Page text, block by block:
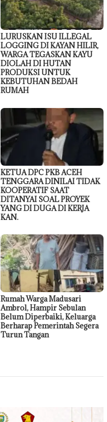
LURUSKAN ISU ILLEGAL
LOGGING DI KAYAN HILIR,
WARGA TEGASKAN KAYU
DIOLAH DI HUTAN
PRODUKSI UNTUK
KEBUTUHAN BEDAH
RUMAH
KETUA DPC PKB ACEH
TENGGARA DINILAI TIDAK
KOOPERATIF SAAT
DITANYAI SOAL PROYEK
YANG DI DUGA DI KERJA
KAN.
Rumah Warga Madusari
Ambrol, Hampir Sebulan
Belum Diperbaiki, Keluarga
Berharap Pemerintah Segera
Turun Tangan